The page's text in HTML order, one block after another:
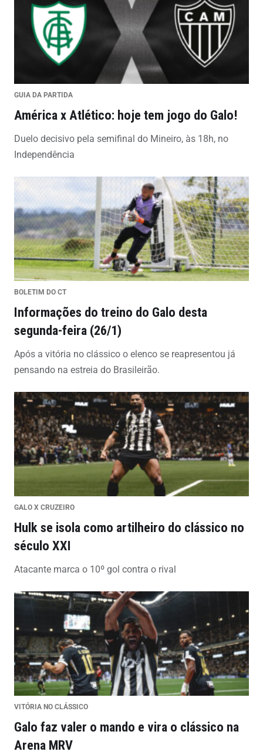
GUIA DA PARTIDA
América x Atlético: hoje tem jogo do Galo!
Duelo decisivo pela semifinal do Mineiro, às 18h, no
Independência
BOLETIM DO CT
Informações do treino do Galo desta
segunda-feira (26/1)
Após a vitória no clássico o elenco se reapresentou já
pensando na estreia do Brasileirão.
GALO X CRUZEIRO
Hulk se isola como artilheiro do clássico no
século XXI
Atacante marca o 10º gol contra o rival
VITÓRIA NO CLÁSSICO
Galo faz valer o mando e vira o clássico na
Arena MRV